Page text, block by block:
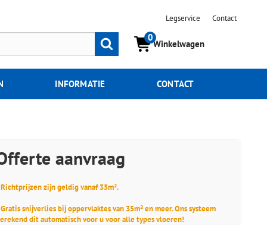
Legservice Contact
0
Winkelwagen
Zoeken
INFORMATIE CONTACT
aanvraag
zijn geldig vanaf 35m².
snijverlies bij oppervlaktes van 35m² en meer. Ons systeem
dit automatisch voor u voor alle types vloeren!